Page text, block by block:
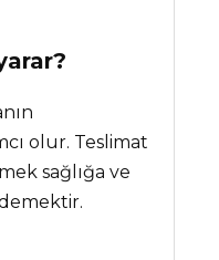
olur. Teslimat
sağlığa ve